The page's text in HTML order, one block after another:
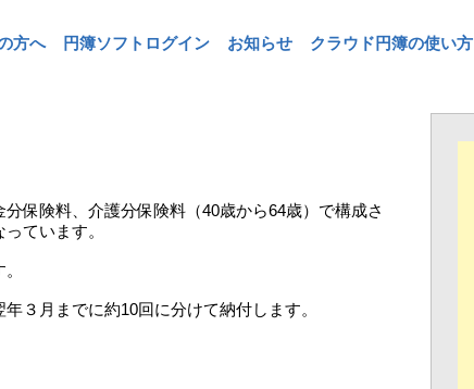
方へ 円簿ソフトログイン お知らせ クラウド円簿の使い方
保険料、介護分保険料（40歳から64歳）で構成さ
ています。
３月までに約10回に分けて納付します。